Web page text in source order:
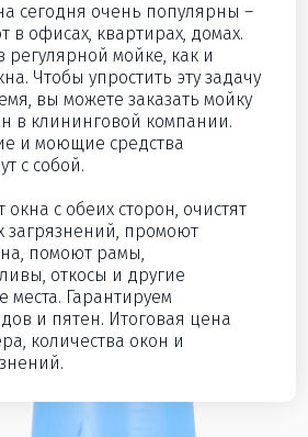
сегодня очень популярны –
в офисах, квартирах, домах.
мойке, как и
Чтобы упростить эту задачу
вы можете заказать мойку
в клининговой компании.
и моющие средства
с собой.
с обеих сторон, очистят
загрязнений, промоют
помоют рамы,
откосы и другие
места. Гарантируем
и пятен. Итоговая цена
количества окон и